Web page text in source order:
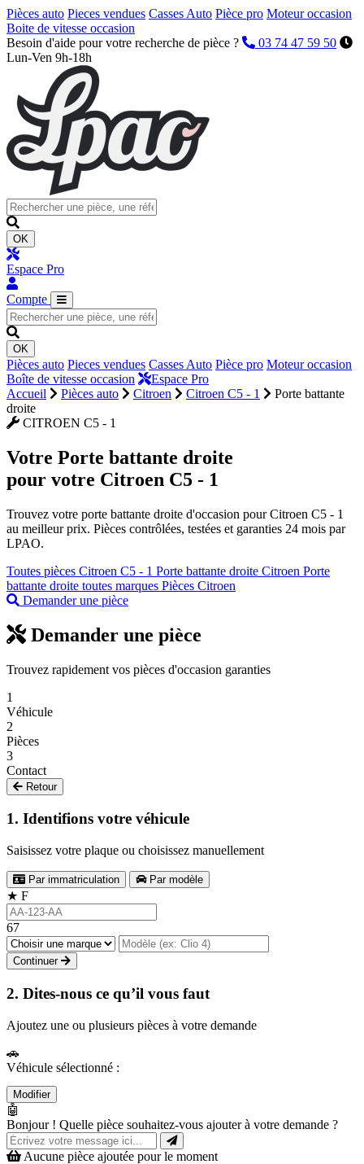
Pièces auto Pieces vendues Casses Auto Pièce pro Moteur occasion
Boite de vitesse occasion
Besoin d'aide pour votre recherche de pièce ?
03 74 47 59 50
Lun-Ven 9h-18h
OK
Espace Pro
Compte
OK
Pièces auto Pieces vendues Casses Auto Pièce pro Moteur occasion
Boîte de vitesse occasion
Espace Pro
Accueil
Pièces auto Citroen Citroen C5 - 1
Porte battante
droite
CITROEN C5 - 1
Votre Porte battante droite
pour votre Citroen C5 - 1
Trouvez votre porte battante droite d'occasion pour Citroen C5 - 1
au meilleur prix. Pièces contrôlées, testées et garanties 24 mois par
LPAO.
Toutes pièces Citroen C5 - 1 Porte battante droite Citroen Porte
battante droite toutes marques Pièces Citroen
Demander une pièce
Demander une pièce
Trouvez rapidement vos pièces d'occasion garanties
1
Véhicule
2
Pièces
3
Contact
Retour
1. Identifions votre véhicule
Saisissez votre plaque ou choisissez manuellement
Par immatriculation Par modèle
★ F
67
Continuer
2. Dites-nous ce qu’il vous faut
Ajoutez une ou plusieurs pièces à votre demande
🚗
Véhicule sélectionné :
Modifier
🤖
Bonjour ! Quelle pièce souhaitez-vous ajouter à votre demande ?
Aucune pièce ajoutée pour le moment